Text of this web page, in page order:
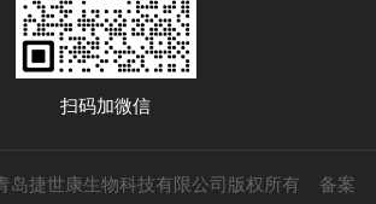
扫码加微信
岛捷世康生物科技有限公司版权所有 备案